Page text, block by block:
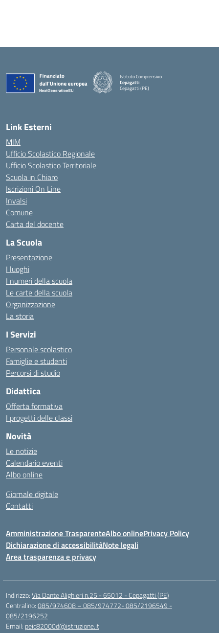
Istituto Comprensivo
Cepagatti
Cepagatti (PE)
— Visita la pagina iniziale della scuola
Link Esterni
MIM
Ufficio Scolastico Regionale
Ufficio Scolastico Territoriale
Scuola in Chiaro
Iscrizioni On Line
Invalsi
Comune
Carta del docente
La Scuola
Presentazione
I luoghi
I numeri della scuola
Le carte della scuola
Organizzazione
La storia
I Servizi
Personale scolastico
Famiglie e studenti
Percorsi di studio
Didattica
Offerta formativa
I progetti delle classi
Novità
Le notizie
Calendario eventi
Albo online
Giornale digitale
Contatti
Amministrazione TrasparenteAlbo onlinePrivacy Policy
Dichiarazione di accessibilitàNote legali
Area trasparenza e privacy
Indirizzo:Via Dante Alighieri n.25 - 65012 - Cepagatti (PE)
Centralino:085/974608 – 085/974772- 085/2196549 -
085/2196252
Email: peic82000d@istruzione.it